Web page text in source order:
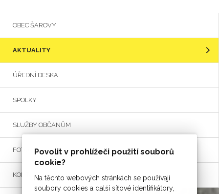
Povolit v prohlížeči použití souborů
cookie?
Na těchto webových stránkách se používají
soubory cookies a další síťové identifikátory,
OBEC ŠAROVY
AKTUALITY
ÚŘEDNÍ DESKA
SPOLKY
SLUŽBY OBČANŮM
FOTO
KONTAKT